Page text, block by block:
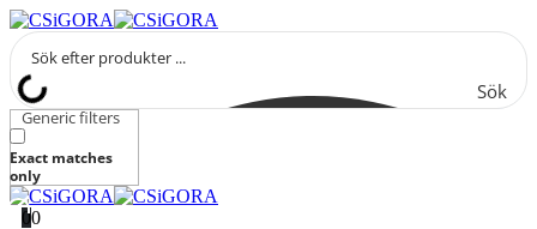
Sök
Generic filters
Exact matches
only
00